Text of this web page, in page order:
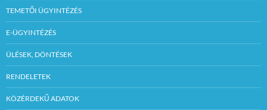
Elektronikus
úton Csák Andrea
részére a
szecsenygyjsz@g
mail.com E-mail
A pályázat
elbírálásának
vagy
Elektronikus
úton Csák Andrea
részére a
szecsenygyjsz@g
mail.com E-mail
címen keresztül
TEMETŐI ÜGYINTÉZÉS
E-ÜGYINTÉZÉS
ÜLÉSEK, DÖNTÉSEK
RENDELETEK
KÖZÉRDEKŰ ADATOK